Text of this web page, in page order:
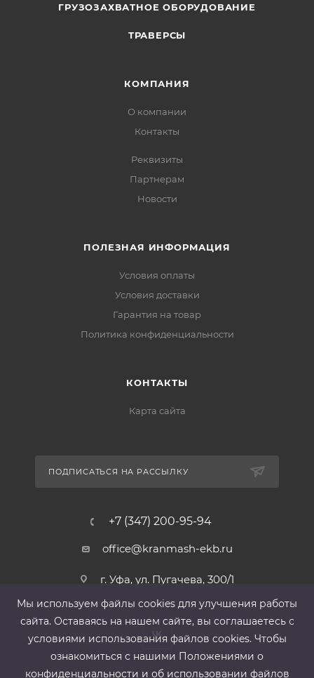
ГРУЗОЗАХВАТНОЕ ОБОРУДОВАНИЕ
ТРАВЕРСЫ
КОМПАНИЯ
О компании
Контакты
Реквизиты
Партнерам
Новости
ПОЛЕЗНАЯ ИНФОРМАЦИЯ
Условия оплаты
Условия доставки
Гарантия на товар
Политика конфиденциальности
КОНТАКТЫ
Карта сайта
ПОДПИСАТЬСЯ НА РАССЫЛКУ
+7 (347) 200-95-94
office@kranmash-ekb.ru
г. Уфа, ул. Пугачева, 300/1
Мы используем файлы cооkies для улучшения работы
сайта. Оставаясь на нашем сайте, вы соглашаетесь с
условиями использования файлов cооkies. Чтобы
ознакомиться с нашими Положениями о
конфиденциальности и об использовании файлов